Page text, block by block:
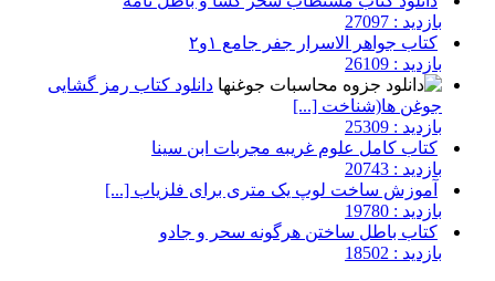
بازدید : 27097
کتاب جواهر الاسرار جفر جامع ۱و۲
بازدید : 26109
دانلود کتاب رمز گشایی
جوغن ها(شناخت [...]
بازدید : 25309
کتاب کامل علوم غریبه مجربات ابن سینا
بازدید : 20743
آموزش ساخت لوپ یک متری برای فلزیاب [...]
بازدید : 19780
کتاب باطل ساختن هرگونه سحر و جادو
بازدید : 18502